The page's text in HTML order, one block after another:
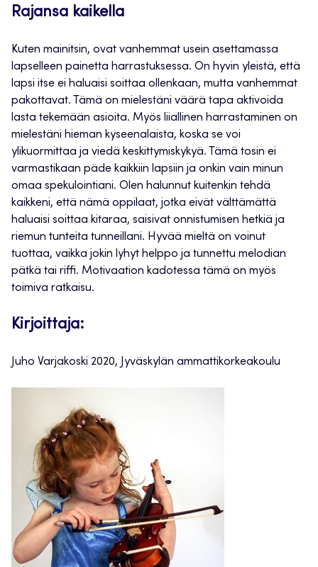
Rajansa kaikella
Kuten mainitsin, ovat vanhemmat usein asettamassa
lapselleen painetta harrastuksessa. On hyvin yleistä, että
lapsi itse ei haluaisi soittaa ollenkaan, mutta vanhemmat
pakottavat. Tämä on mielestäni väärä tapa aktivoida
lasta tekemään asioita. Myös liiallinen harrastaminen on
mielestäni hieman kyseenalaista, koska se voi
ylikuormittaa ja viedä keskittymiskykyä. Tämä tosin ei
varmastikaan päde kaikkiin lapsiin ja onkin vain minun
omaa spekulointiani. Olen halunnut kuitenkin tehdä
kaikkeni, että nämä oppilaat, jotka eivät välttämättä
haluaisi soittaa kitaraa, saisivat onnistumisen hetkiä ja
riemun tunteita tunneillani. Hyvää mieltä on voinut
tuottaa, vaikka jokin lyhyt helppo ja tunnettu melodian
pätkä tai riffi. Motivaation kadotessa tämä on myös
toimiva ratkaisu.
Kirjoittaja:
Juho Varjakoski 2020, Jyväskylän ammattikorkeakoulu